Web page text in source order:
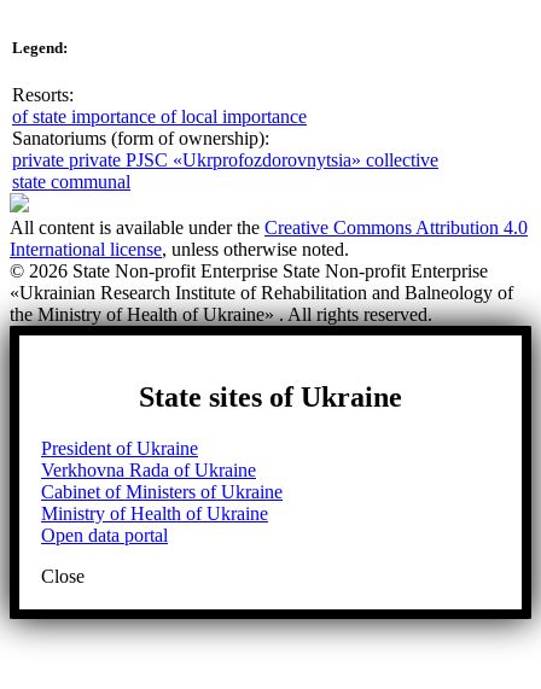
Legend:
Resorts:
of state importance of local importance
Sanatoriums (form of ownership):
private private PJSC «Ukrprofozdorovnytsia» collective
state communal
All content is available under the Creative Commons Attribution 4.0
International license, unless otherwise noted.
© 2026 State Non-profit Enterprise State Non-profit Enterprise
«Ukrainian Research Institute of Rehabilitation and Balneology of
the Ministry of Health of Ukraine» . All rights reserved.
State sites of Ukraine
President of Ukraine
Verkhovna Rada of Ukraine
Cabinet of Ministers of Ukraine
Ministry of Health of Ukraine
Open data portal
Close